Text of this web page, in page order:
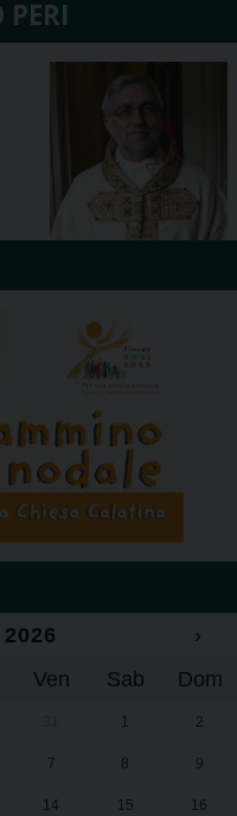
›
Ven Sab Dom
1 2
7 8 9
14 15 16